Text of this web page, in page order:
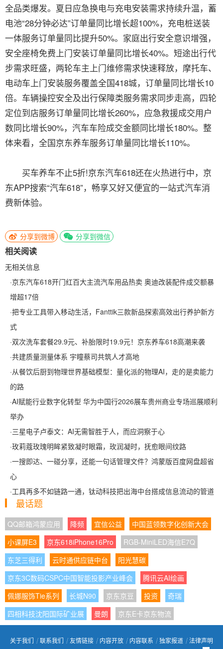
全品类爆发。夏日应急换电与充电安装需求持续升温，蓄
电池“28分钟必达”订单量同比增长超100%，充电桩送装
一体服务订单量同比提升50%。家庭出行安全意识增强，
安全座椅免费上门安装订单量同比增长40%。短途出行代
步需求旺盛，两轮车主上门维修需求快速释放，摩托车、
电动车上门安装服务覆盖全国418城，订单量同比增长10
倍。车辆操控安全及出行保障类服务需求同步走高，四轮
定位到店服务订单量同比增长260%，应急救援成交用户
数同比增长90%，汽车车险成交金额同比增长180%。整
体来看，全国京东养车服务订单量同比增长110%。
买车养车不止5折!京东汽车618还在火热进行中，京
东APP搜索“汽车618”，畅享又好又便宜的一站式汽车消
费新体验。
分享到微博 分享到微信
相关阅读
无相关信息
·京东汽车618开门红百大主流汽车用品热卖 奥迪改装配件成交额暴
增超17倍
·把专业工具带入移动生活，Fanttik三款新品探索高效出行养护新方
式
·双次洗车套餐29.9元、补胎限时19.9元！京东养车618高潮来袭
·共建质量测量体系 宇瞳蔡司共筑人才高地
·从餐饮后厨到物理世界基础模型：量化派的物理AI，走的是卖能力
的路
·AI赋能行业数字化转型 华为中国行2026展车贵州商业专场巡展顺利
举办
·三星电子卢泰文：AI无需智胜于人，而应洞察于心
·玫莉蔻玫瑰明眸紧致凝时眼霜，玫润凝时，抚愈眼间纹路
·一搜即达、一碰分享，还能一句话管理文件？鸿蒙版百度网盘超省
心
·工具再多不如链路一通，钛动科技把出海中台搭成信息流动的管道
最话题
QQ邮箱鸿蒙应用 降频 宜信公益
中国蓝领数字化创新大会
小课屏E3
京东618iPhone16Pro
RGB-MiniLED海信E7Q
东芝三得利
云时通供应链中台
阳光慧碳
京东3C数码CSPC中国智能投影产业峰会
腾讯云AI绘画
佩娜服饰Tie系列
长城N90 京东京豆 投资
奇瑞
四相科技沈阳国际矿业展
曼朗 京东E卡京东物流
关于我们 ┊ 联系我们 ┊ 友情链接 ┊ 内容开放 ┊ 内容联系 ┊ 独家报道 ┊ 法律声明